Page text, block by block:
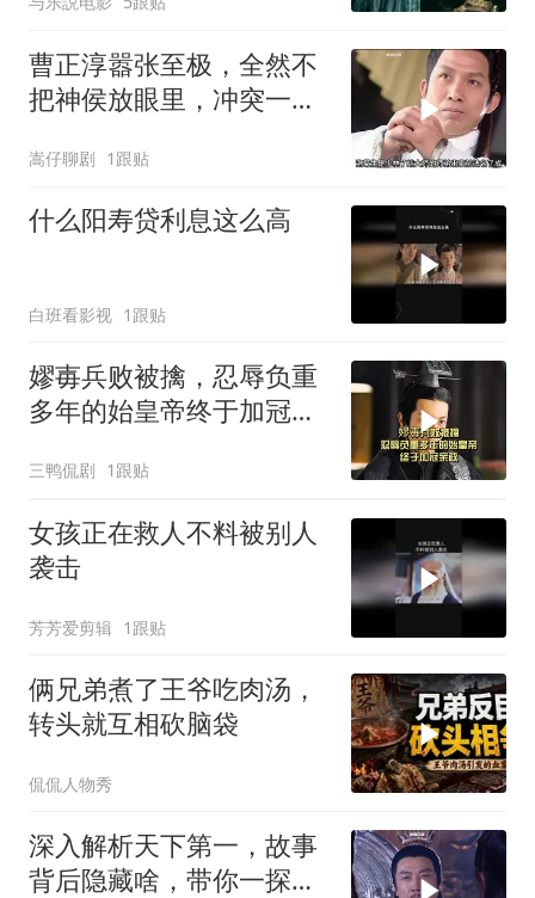
曹正淳嚣张至极，全然不
把神侯放眼里，冲突一触
嵩仔聊剧 1跟贴
什么阳寿贷利息这么高
白班看影视 1跟贴
嫪毐兵败被擒，忍辱负重
多年的始皇帝终于加冠亲
三鸭侃剧 1跟贴
女孩正在救人不料被别人
袭击
芳芳爱剪辑 1跟贴
俩兄弟煮了王爷吃肉汤，
转头就互相砍脑袋
侃侃人物秀
深入解析天下第一，故事
背后隐藏啥，带你一探究